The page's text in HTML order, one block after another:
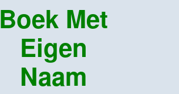
Boek Met
Eigen
Naam